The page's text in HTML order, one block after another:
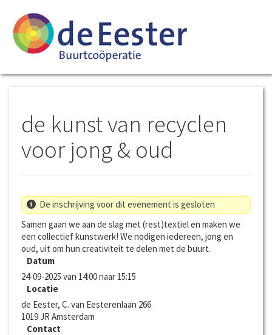
de kunst van recyclen
voor jong & oud
De inschrijving voor dit evenement is gesloten
Samen gaan we aan de slag met (rest)textiel en maken we
een collectief kunstwerk! We nodigen iedereen, jong en
oud, uit om hun creativiteit te delen met de buurt.
Datum
24-09-2025 van 14:00 naar 15:15
Locatie
de Eester, C. van Eesterenlaan 266
1019 JR Amsterdam
Contact